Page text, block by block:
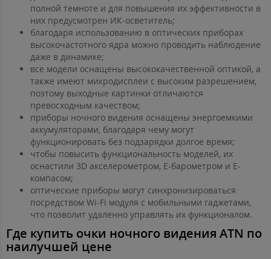
полной темноте и для повышения их эффективности в
них предусмотрен ИК-осветитель;
благодаря использованию в оптических приборах
высокочастотного ядра можно проводить наблюдение
даже в динамике;
все модели оснащены высококачественной оптикой, а
также имеют микродисплеи с высоким разрешением,
поэтому выходные картинки отличаются
превосходным качеством;
приборы ночного видения оснащены энергоемкими
аккумуляторами, благодаря чему могут
функционировать без подзарядки долгое время;
чтобы повысить функциональность моделей, их
оснастили 3D акселерометром, Е-барометром и Е-
компасом;
оптические приборы могут синхронизироваться
посредством Wi-Fi модуля с мобильными гаджетами,
что позволит удаленно управлять их функционалом.
Где купить очки ночного видения ATN по
наилучшей цене